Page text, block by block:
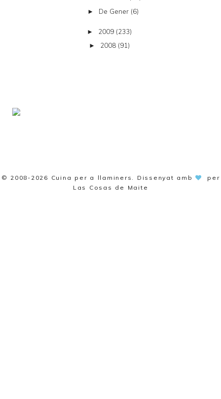
► De Gener (6)
► 2009 (233)
► 2008 (91)
© 2008-2026 Cuina per a llaminers . Dissenyat amb
per
Las Cosas de Maite